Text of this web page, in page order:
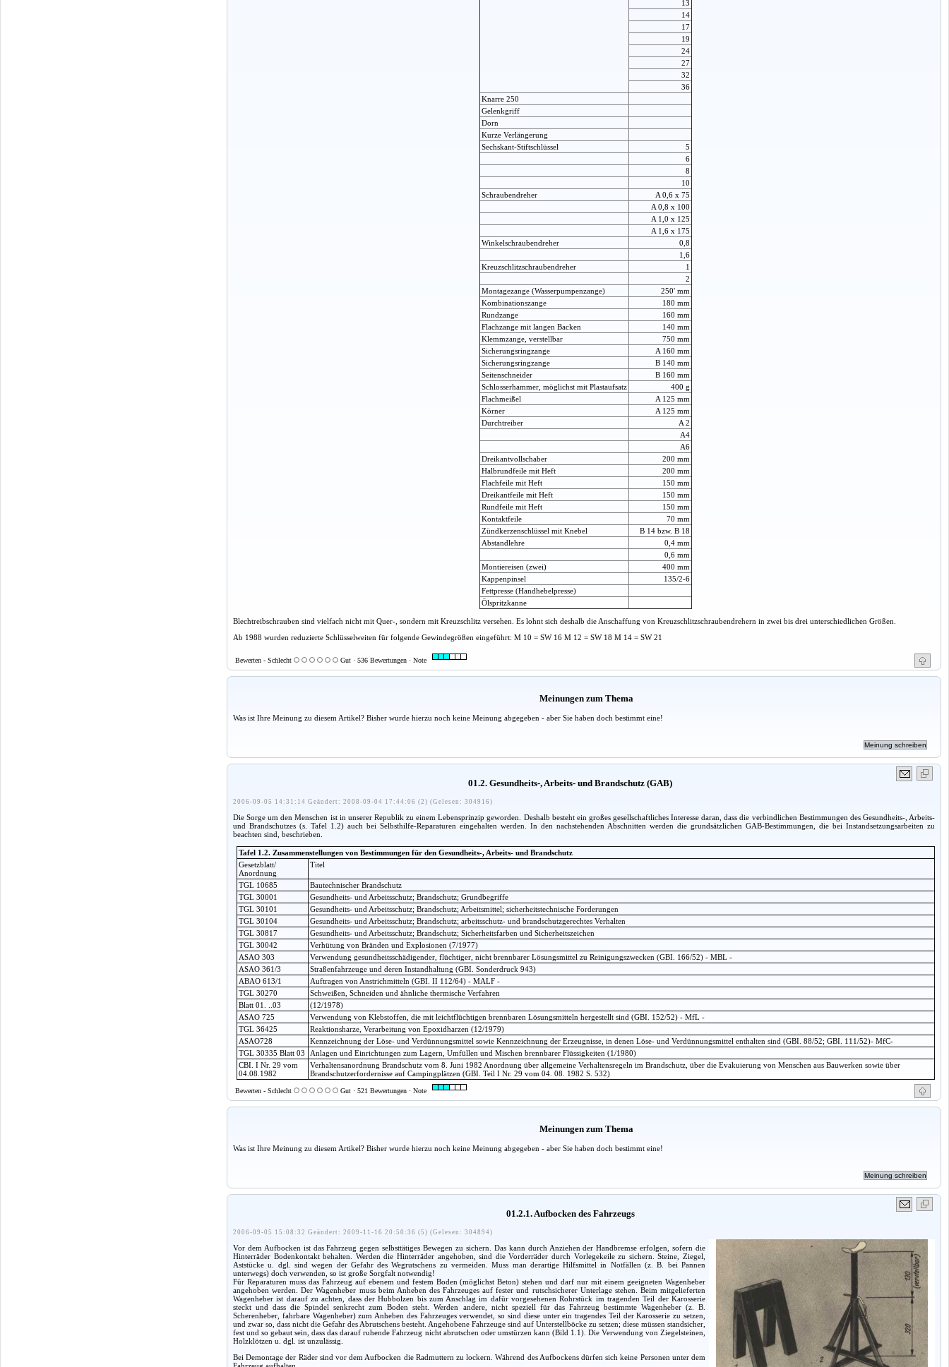
13
14
17
19
24
27
32
36
Knarre 250
Gelenkgriff
Dorn
Kurze Verlängerung
Sechskant-Stiftschlüssel
5
6
8
10
Schraubendreher
A 0,6 x 75
A 0,8 x 100
A 1,0 x 125
A 1,6 x 175
Winkelschraubendreher
0,8
1,6
Kreuzschlitzschraubendreher
1
2
Montagezange (Wasserpumpenzange)
250' mm
Kombinationszange
180 mm
Rundzange
160 mm
Flachzange mit langen Backen
140 mm
Klemmzange, verstellbar
750 mm
Sicherungsringzange
A 160 mm
Sicherungsringzange
B 140 mm
Seitenschneider
B 160 mm
Schlosserhammer, möglichst mit Plastaufsatz
400 g
Flachmeißel
A 125 mm
Körner
A 125 mm
Durchtreiber
A 2
A4
A6
Dreikantvollschaber
200 mm
Halbrundfeile mit Heft
200 mm
Flachfeile mit Heft
150 mm
Dreikantfeile mit Heft
150 mm
Rundfeile mit Heft
150 mm
Kontaktfeile
70 mm
Zündkerzenschlüssel mit Knebel
B 14 bzw. B 18
Abstandlehre
0,4 mm
0,6 mm
Montiereisen (zwei)
400 mm
Kappenpinsel
135/2-6
Fettpresse (Handhebelpresse)
Ölspritzkanne
Blechtreibschrauben sind vielfach nicht mit Quer-, sondern mit Kreuzschlitz versehen. Es lohnt sich deshalb die Anschaffung von Kreuzschlitzschraubendrehern in zwei bis drei unterschiedlichen Größen.
Ab 1988 wurden reduzierte Schlüsselweiten für folgende Gewindegrößen eingeführt: M 10 = SW 16 M 12 = SW 18 M 14 = SW 21
Bewerten - Schlecht Gut · 536 Bewertungen · Note
Meinungen zum Thema
Was ist Ihre Meinung zu diesem Artikel? Bisher wurde hierzu noch keine Meinung abgegeben - aber Sie haben doch bestimmt eine!
01.2. Gesundheits-, Arbeits- und Brandschutz (GAB)
2006-09-05 14:31:14 Geändert: 2008-09-04 17:44:06 (2) (Gelesen: 304916)
Die Sorge um den Menschen ist in unserer Republik zu einem Lebensprinzip geworden. Deshalb besteht ein großes gesellschaftliches Interesse daran, dass die verbindlichen Bestimmungen des Gesundheits-, Arbeits-
und Brandschutzes (s. Tafel 1.2) auch bei Selbsthilfe-Reparaturen eingehalten werden. In den nachstehenden Abschnitten werden die grundsätzlichen GAB-Bestimmungen, die bei Instandsetzungsarbeiten zu
beachten sind, beschrieben.
Tafel 1.2. Zusammenstellungen von Bestimmungen für den Gesundheits-, Arbeits- und Brandschutz
Gesetzblatt/
Anordnung
Titel
TGL 10685
Bautechnischer Brandschutz
TGL 30001
Gesundheits- und Arbeitsschutz; Brandschutz; Grundbegriffe
TGL 30101
Gesundheits- und Arbeitsschutz; Brandschutz; Arbeitsmittel; sicherheitstechnische Forderungen
TGL 30104
Gesundheits- und Arbeitsschutz; Brandschutz; arbeitsschutz- und brandschutzgerechtes Verhalten
TGL 30817
Gesundheits- und Arbeitsschutz; Brandschutz; Sicherheitsfarben und Sicherheitszeichen
TGL 30042
Verhütung von Bränden und Explosionen (7/1977)
ASAO 303
Verwendung gesundheitsschädigender, flüchtiger, nicht brennbarer Lösungsmittel zu Reinigungszwecken (GBI. 166/52) - MBL -
ASAO 361/3
Straßenfahrzeuge und deren Instandhaltung (GBI. Sonderdruck 943)
ABAO 613/1
Auftragen von Anstrichmitteln (GBI. II 112/64) - MALF -
TGL 30270
Schweißen, Schneiden und ähnliche thermische Verfahren
Blatt 01. ..03
(12/1978)
ASAO 725
Verwendung von Klebstoffen, die mit leichtflüchtigen brennbaren Lösungsmitteln hergestellt sind (GBI. 152/52) - MfL -
TGL 36425
Reaktionsharze, Verarbeitung von Epoxidharzen (12/1979)
ASAO728
Kennzeichnung der Löse- und Verdünnungsmittel sowie Kennzeichnung der Erzeugnisse, in denen Löse- und Verdünnungsmittel enthalten sind (GBI. 88/52; GBI. 111/52)- MfC-
TGL 30335 Blatt 03
Anlagen und Einrichtungen zum Lagern, Umfüllen und Mischen brennbarer Flüssigkeiten (1/1980)
CBI. I Nr. 29 vom
04.08.1982
Verhaltensanordnung Brandschutz vom 8. Juni 1982 Anordnung über allgemeine Verhaltensregeln im Brandschutz, über die Evakuierung von Menschen aus Bauwerken sowie über
Brandschutzerfordernisse auf Campingplätzen (GBI. Teil I Nr. 29 vom 04. 08. 1982 S. 532)
Bewerten - Schlecht Gut · 521 Bewertungen · Note
Meinungen zum Thema
Was ist Ihre Meinung zu diesem Artikel? Bisher wurde hierzu noch keine Meinung abgegeben - aber Sie haben doch bestimmt eine!
01.2.1. Aufbocken des Fahrzeugs
2006-09-05 15:08:32 Geändert: 2009-11-16 20:50:36 (5) (Gelesen: 304894)
Vor dem Aufbocken ist das Fahrzeug gegen selbsttätiges Bewegen zu sichern. Das kann durch Anziehen der Handbremse erfolgen, sofern die
Hinterräder Bodenkontakt behalten. Werden die Hinterräder angehoben, sind die Vorderräder durch Vorlegekeile zu sichern. Steine, Ziegel,
Aststücke u. dgl. sind wegen der Gefahr des Wegrutschens zu vermeiden. Muss man derartige Hilfsmittel in Notfällen (z. B. bei Pannen
unterwegs) doch verwenden, so ist große Sorgfalt notwendig!
Für Reparaturen muss das Fahrzeug auf ebenem und festem Boden (möglichst Beton) stehen und darf nur mit einem geeigneten Wagenheber
angehoben werden. Der Wagenheber muss beim Anheben des Fahrzeuges auf fester und rutschsicherer Unterlage stehen. Beim mitgelieferten
Wagenheber ist darauf zu achten, dass der Hubbolzen bis zum Anschlag im dafür vorgesehenen Rohrstück im tragenden Teil der Karosserie
steckt und dass die Spindel senkrecht zum Boden steht. Werden andere, nicht speziell für das Fahrzeug bestimmte Wagenheber (z. B.
Scherenheber, fahrbare Wagenheber) zum Anheben des Fahrzeuges verwendet, so sind diese unter ein tragendes Teil der Karosserie zu setzen,
und zwar so, dass nicht die Gefahr des Abrutschens besteht. Angehobene Fahrzeuge sind auf Unterstellböcke zu setzen; diese müssen standsicher,
fest und so gebaut sein, dass das darauf ruhende Fahrzeug nicht abrutschen oder umstürzen kann (Bild 1.1). Die Verwendung von Ziegelsteinen,
Holzklötzen u. dgl. ist unzulässig.
Bei Demontage der Räder sind vor dem Aufbocken die Radmuttern zu lockern. Während des Aufbockens dürfen sich keine Personen unter dem